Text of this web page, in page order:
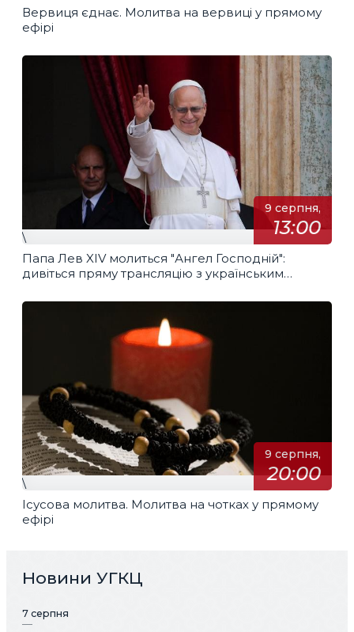
Вервиця єднає. Молитва на вервиці у прямому
ефірі
9 серпня,
13:00
\
Папа Лев XIV молиться "Ангел Господній":
дивіться пряму трансляцію з українським
9 серпня,
20:00
\
Ісусова молитва. Молитва на чотках у прямому
ефірі
Новини УГКЦ
7 серпня